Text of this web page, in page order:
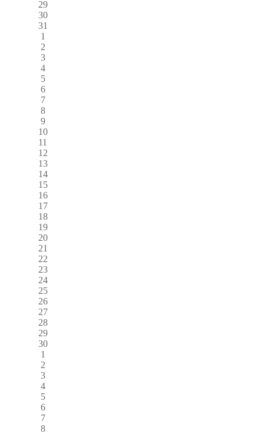
29
30
31
1
2
3
4
5
6
7
8
9
10
11
12
13
14
15
16
17
18
19
20
21
22
23
24
25
26
27
28
29
30
1
2
3
4
5
6
7
8